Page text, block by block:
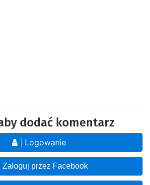
dodać komentarz
| Logowanie
| Zaloguj przez Facebook